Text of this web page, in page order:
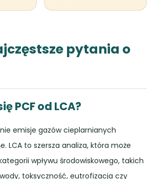
pytania o
PCF od LCA?
emisje gazów cieplarnianych
LCA to szersza analiza, która może
wpływu środowiskowego, takich
toksyczność, eutrofizacja czy